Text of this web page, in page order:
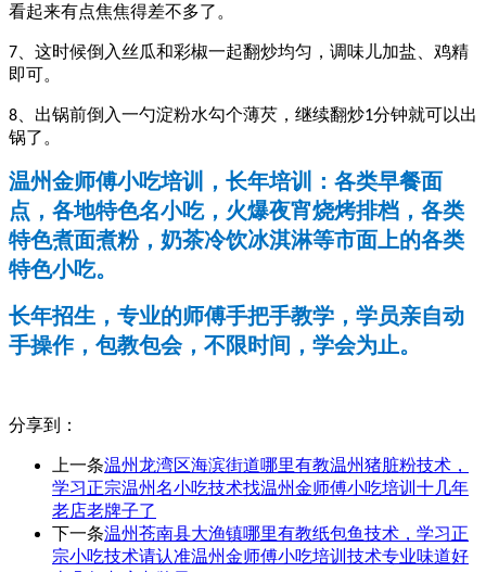
看起来有点焦焦得差不多了。
7 、这时候倒入丝瓜和彩椒一起翻炒均匀，调味儿加盐、鸡精
即可。
8 、出锅前倒入一勺淀粉水勾个薄芡，继续翻炒1分钟就可以出
锅了。
温州金师傅小吃培训，长年培训：各类早餐面
点，各地特色名小吃，火爆夜宵烧烤排档，各类
特色煮面煮粉，奶茶冷饮冰淇淋等市面上的各类
特色小吃。
长年招生，专业的师傅手把手教学，学员亲自动
手操作，包教包会，不限时间，学会为止。
分享到：
上一条温州龙湾区海滨街道哪里有教温州猪脏粉技术，
学习正宗温州名小吃技术找温州金师傅小吃培训十几年
老店老牌子了
下一条温州苍南县大渔镇哪里有教纸包鱼技术，学习正
宗小吃技术请认准温州金师傅小吃培训技术专业味道好